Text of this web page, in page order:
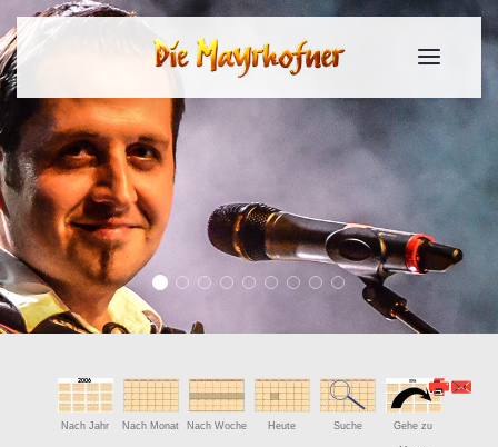
Slide 2017 1
Slide 2017 2
Slide 2017 3
Slide 2017 4
Slide 2017 5
Slide 2017 6
Slide 2017 7
Slide 2017 8
Slide 2017 9
Nach Jahr Nach Monat Nach Woche Heute Suche Gehe zu